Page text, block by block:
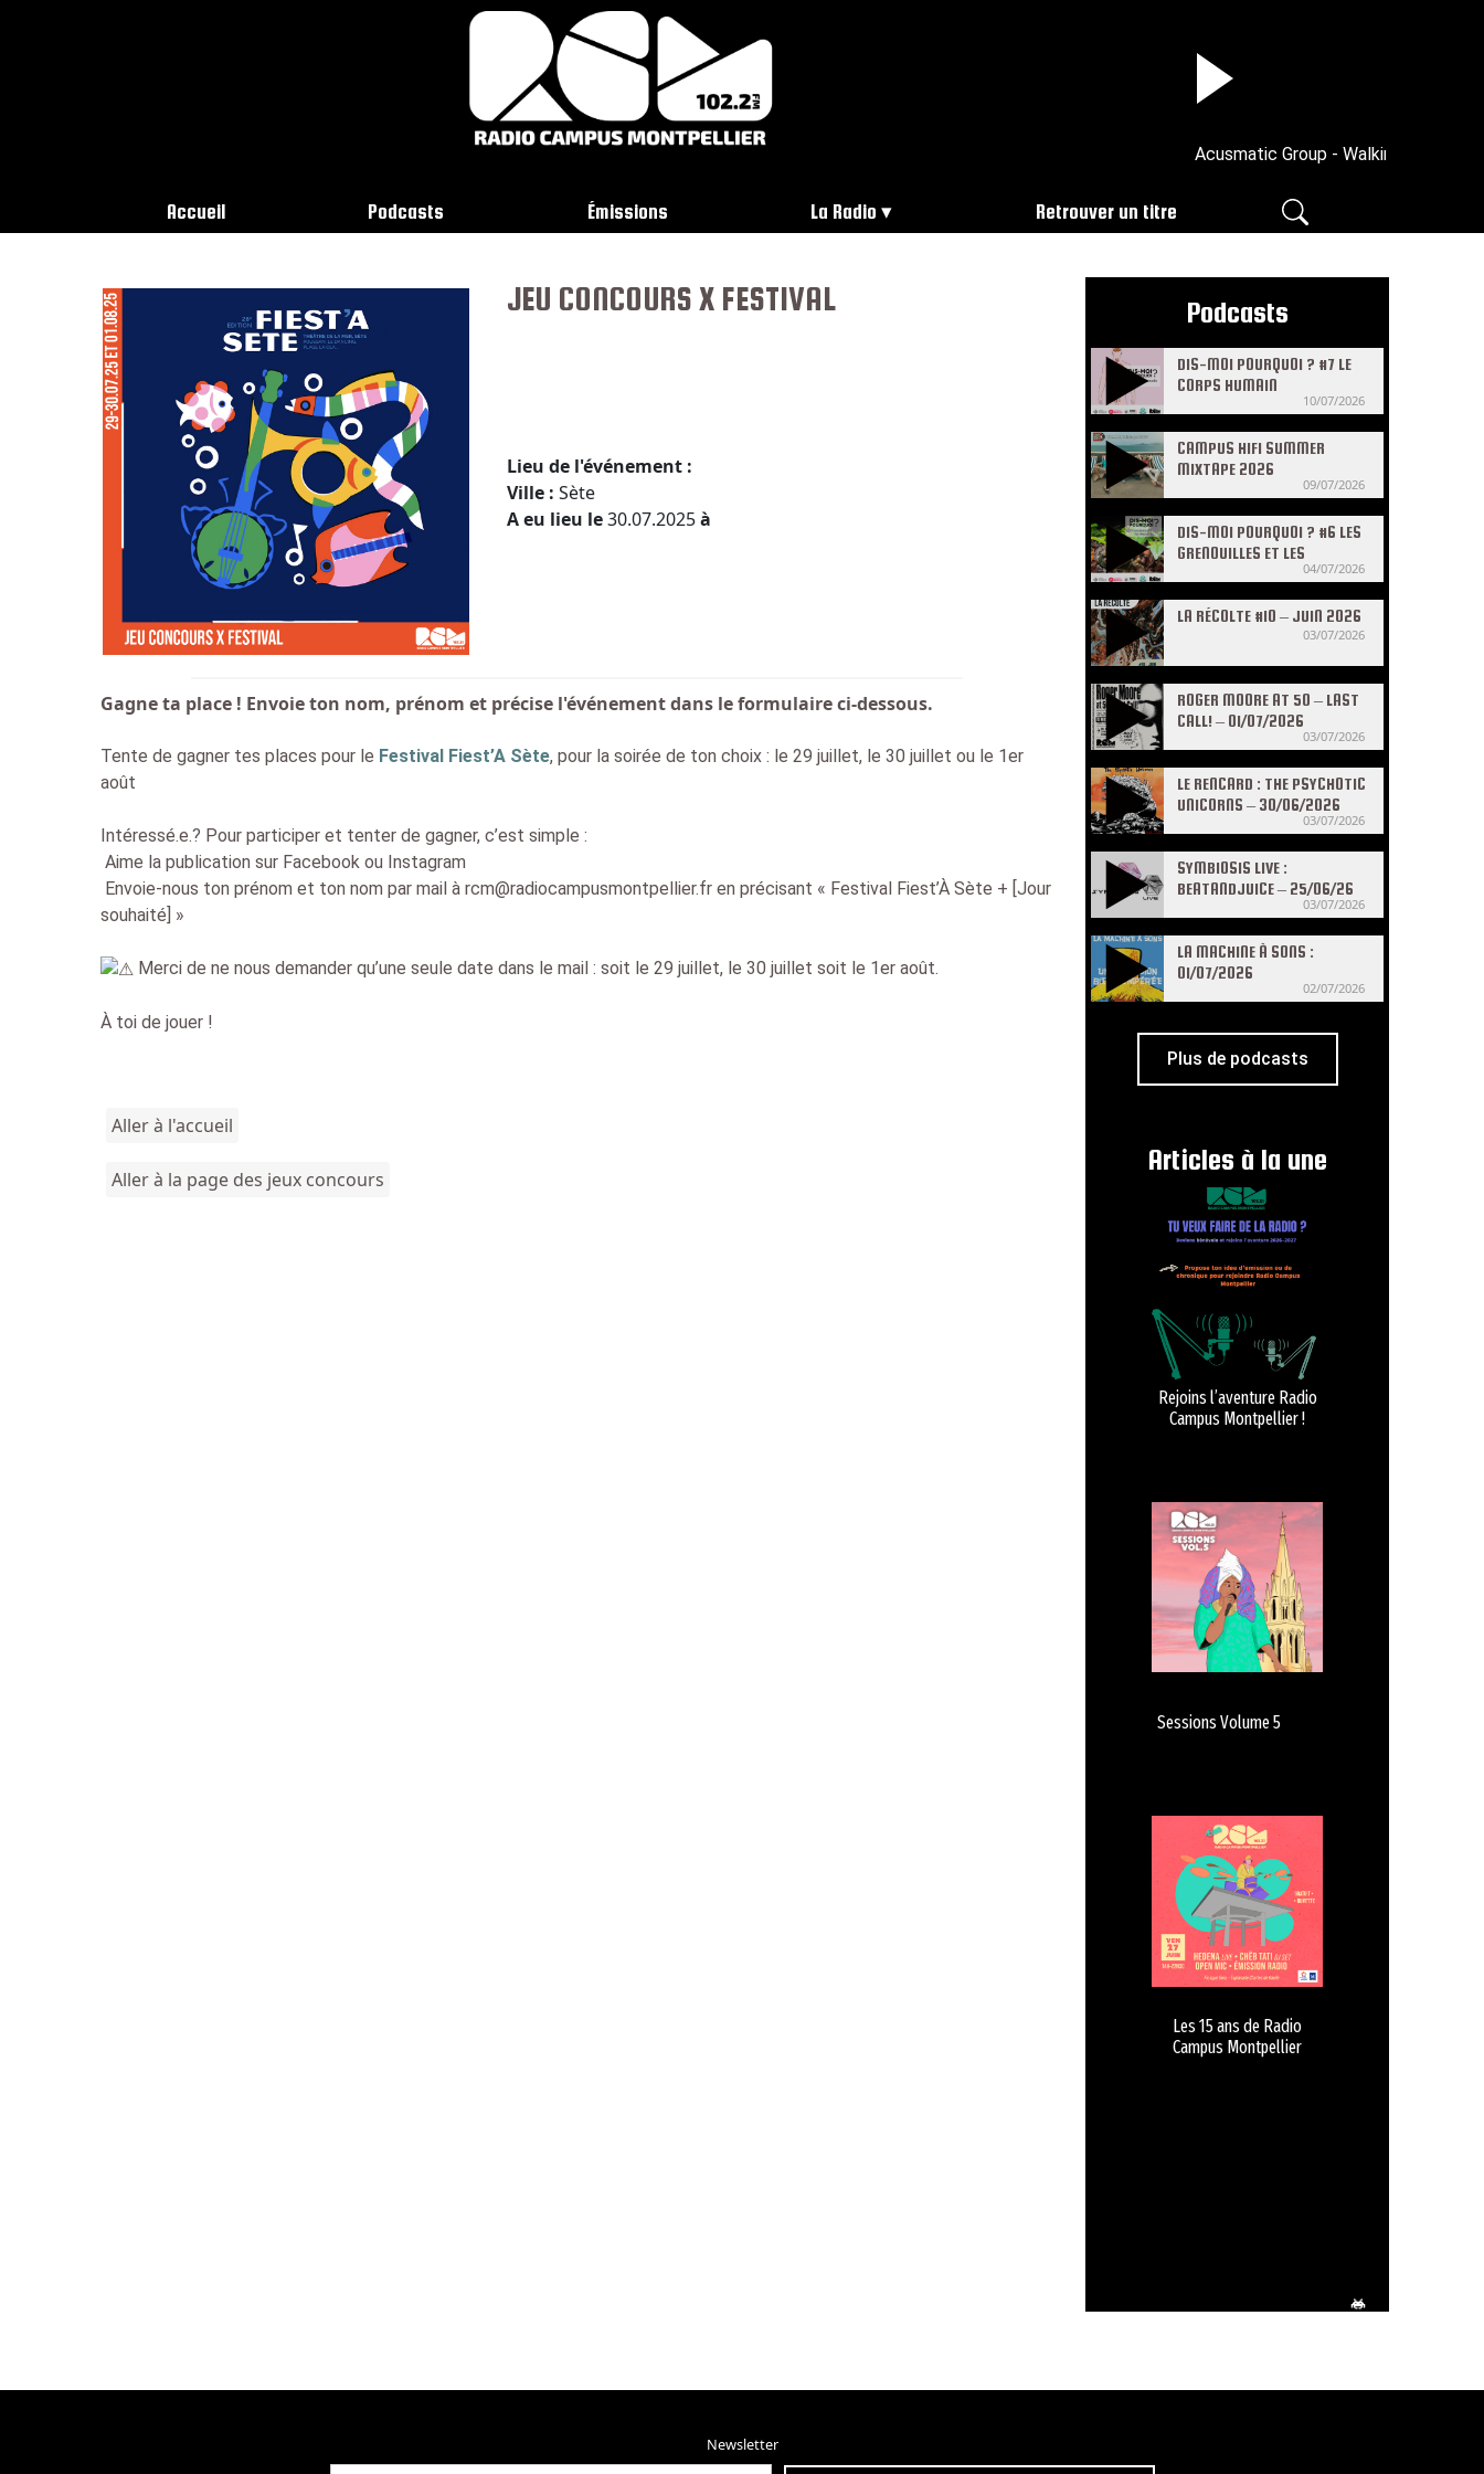
Acusmatic Group - Walking On The
Accueil Podcasts Émissions La Radio Retrouver un titre
JEU CONCOURS X FESTIVAL
Lieu de l'événement :
Ville :Sète
A eu lieu le30.07.2025à
Gagne ta place ! Envoie ton nom, prénom et précise l'événement dans le formulaire ci-dessous.
Tente de gagner tes places pour le Festival Fiest’A Sète, pour la soirée de ton choix : le 29 juillet, le 30 juillet ou le 1er
août
Intéressé.e.? Pour participer et tenter de gagner, c’est simple :
Aime la publication sur Facebook ou Instagram
Envoie-nous ton prénom et ton nom par mail à rcm@radiocampusmontpellier.fr en précisant « Festival Fiest’À Sète + [Jour
souhaité] »
Merci de ne nous demander qu’une seule date dans le mail : soit le 29 juillet, le 30 juillet soit le 1er août.
À toi de jouer !
Aller à l'accueil
Aller à la page des jeux concours
Podcasts
DIS-MOI POURQUOI ? #7 LE
CORPS HUMAIN
10/07/2026
CAMPUS HIFI SUMMER
MIXTAPE 2026
09/07/2026
DIS-MOI POURQUOI ? #6 LES
GRENOUILLES ET LES
04/07/2026
LA RÉCOLTE #10 – JUIN 2026
03/07/2026
ROGER MOORE AT 50 – LAST
CALL! – 01/07/2026
03/07/2026
LE RENCARD : THE PSYCHOTIC
UNICORNS – 30/06/2026
03/07/2026
SYMBIOSIS LIVE :
BEATANDJUICE – 25/06/26
03/07/2026
LA MACHINE À SONS :
01/07/2026
02/07/2026
Plus de podcasts
Articles à la une
Rejoins l’aventure Radio
Campus Montpellier !
Sessions Volume 5
Les 15 ans de Radio
Campus Montpellier
Newsletter